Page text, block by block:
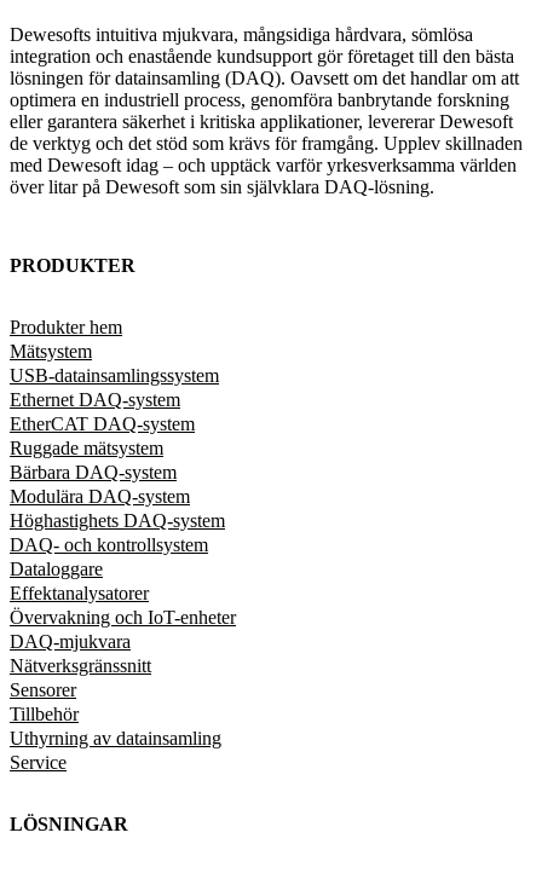
Dewesofts intuitiva mjukvara, mångsidiga hårdvara, sömlösa
integration och enastående kundsupport gör företaget till den bästa
lösningen för datainsamling (DAQ). Oavsett om det handlar om att
optimera en industriell process, genomföra banbrytande forskning
eller garantera säkerhet i kritiska applikationer, levererar Dewesoft
de verktyg och det stöd som krävs för framgång. Upplev skillnaden
med Dewesoft idag – och upptäck varför yrkesverksamma världen
över litar på Dewesoft som sin självklara DAQ-lösning.
PRODUKTER
Produkter hem
Mätsystem
USB-datainsamlingssystem
Ethernet DAQ-system
EtherCAT DAQ-system
Ruggade mätsystem
Bärbara DAQ-system
Modulära DAQ-system
Höghastighets DAQ-system
DAQ- och kontrollsystem
Dataloggare
Effektanalysatorer
Övervakning och IoT-enheter
DAQ-mjukvara
Nätverksgränssnitt
Sensorer
Tillbehör
Uthyrning av datainsamling
Service
LÖSNINGAR